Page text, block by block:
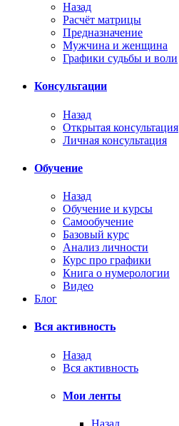
Назад
Расчёт матрицы
Предназначение
Мужчина и женщина
Графики судьбы и воли
Консультации
Назад
Открытая консультация
Личная консультация
Обучение
Назад
Обучение и курсы
Самообучение
Базовый курс
Анализ личности
Курс про графики
Книга о нумерологии
Видео
Блог
Вся активность
Назад
Вся активность
Мои ленты